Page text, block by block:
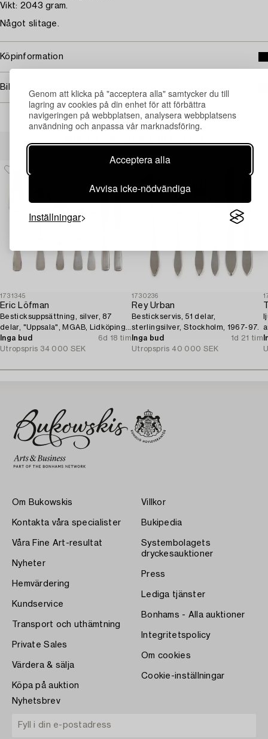
Genom att klicka på "acceptera alla" samtycker du till
lagring av cookies på din enhet för att förbättra
navigeringen på webbplatsen, analysera webbplatsens
användning och anpassa vår marknadsföring.
Acceptera alla
Avvisa icke-nödvändiga
Inställningar
Vikt: 2043 gram.
Något slitage.
Köpinformation
Bildrättigheter
1731345
Eric Löfman
Besticksuppsättning, silver, 87
delar, "Uppsala", MGAB, Lidköping,
1962-67.
Inga bud
6d 18 tim
Utropspris 34 000 SEK
1730236
Rey Urban
Bestickservis, 51 delar,
sterlingsilver, Stockholm, 1967-97.
Inga bud
1d 21 tim
Utropspris 40 000 SEK
Om Bukowskis
Kontakta våra specialister
Våra Fine Art-resultat
Nyheter
Hemvärdering
Kundservice
Transport och uthämtning
Private Sales
Värdera & sälja
Köpa på auktion
Villkor
Bukipedia
Systembolagets
dryckesauktioner
Press
Lediga tjänster
Bonhams - Alla auktioner
Integritetspolicy
Om cookies
Cookie-inställningar
Nyhetsbrev